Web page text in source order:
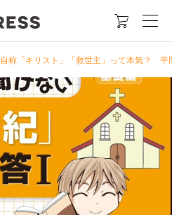

自称「キリスト」「救世主」って本気？